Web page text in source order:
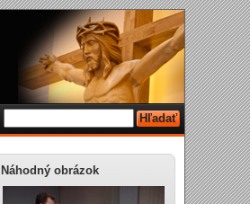
Náhodný obrázok